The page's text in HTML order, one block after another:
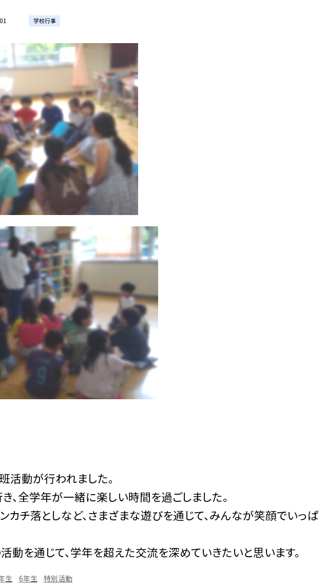
学校行事
活動が行われました。
、全学年が一緒に楽しい時間を過ごしました。
カチ落としなど、さまざまな遊びを通じて、みんなが笑顔でいっぱ
動を通じて、学年を超えた交流を深めていきたいと思います。
生 6年生 特別活動